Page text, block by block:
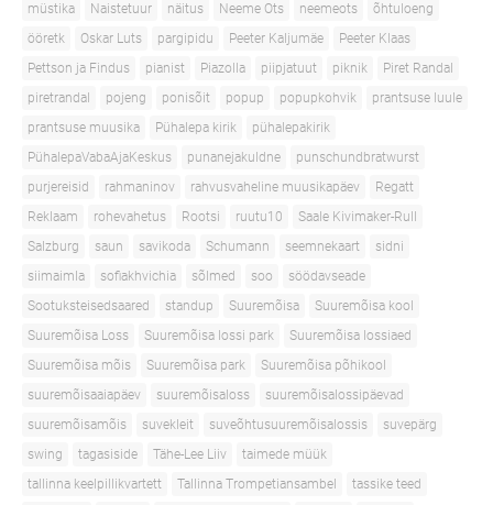
müstika
Naistetuur näitus Neeme Ots neemeots
õhtuloeng
ööretk
Oskar Luts pargipidu Peeter Kaljumäe
Peeter Klaas
Pettson ja Findus
pianist Piazolla piipjatuut piknik
Piret Randal
piretrandal
pojeng ponisõit popup popupkohvik
prantsuse luule
prantsuse muusika
Pühalepa kirik
pühalepakirik
PühalepaVabaAjaKeskus
punanejakuldne
punschundbratwurst
purjereisid
rahmaninov rahvusvaheline muusikapäev
Regatt
Reklaam
rohevahetus Rootsi ruutu10
Saale Kivimaker-Rull
Salzburg
saun savikoda Schumann seemnekaart
sidni
siimaimla
sofiakhvichia sõlmed soo
söödavseade
Sootuksteisedsaared
standup Suuremõisa
Suuremõisa kool
Suuremõisa Loss
Suuremõisa lossi park
Suuremõisa lossiaed
Suuremõisa mõis
Suuremõisa park
Suuremõisa põhikool
suuremõisaaiapäev
suuremõisaloss
suuremõisalossipäevad
suuremõisamõis
suvekleit suveõhtusuuremõisalossis
suvepärg
swing
tagasiside Tähe-Lee Liiv
taimede müük
tallinna keelpillikvartett
Tallinna Trompetiansambel
tassike teed